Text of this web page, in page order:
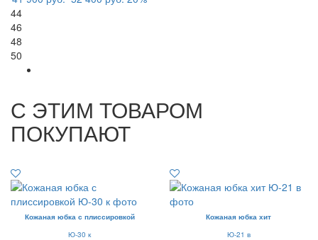
44
46
48
50
С ЭТИМ ТОВАРОМ
ПОКУПАЮТ
Кожаная юбка с плиссировкой
Ю-30 к
Кожаная юбка хит
Ю-21 в